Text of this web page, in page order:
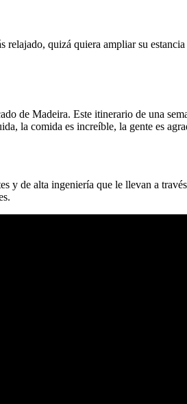
relajado, quizá quiera ampliar su
de Madeira. Este itinerario de una
la comida es increíble, la gente es
de alta ingeniería que le llevan a